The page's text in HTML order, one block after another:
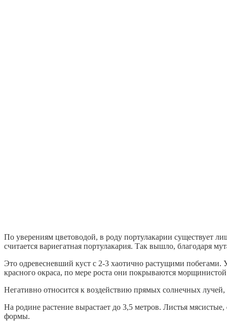
По уверениям цветоводой, в роду портулакарии существует
считается вариегатная портулакария. Так вышло, благодаря
Это одревесневший куст с 2-3 хаотично растущими побегами.
красного окраса, по мере роста они покрываются
Негативно относится к воздействию прямых солнечных лучей,
На родине растение вырастает до 3,5 метров. Листья мясистые,
формы.